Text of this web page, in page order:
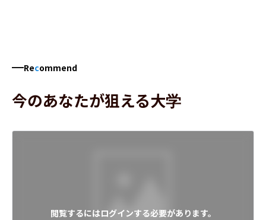
Recommend
今のあなたが狙える大学
閲覧するにはログインする必要があります。